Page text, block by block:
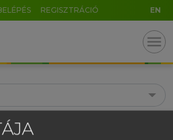
REGISZTRÁCIÓ EN
menu